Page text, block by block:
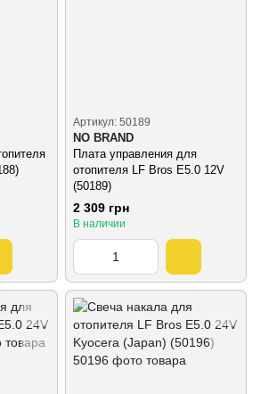
Артикул: 50189
NO BRAND
Плата управления для
отопителя LF Bros E5.0 12V
(50189)
2 309 грн
В наличии